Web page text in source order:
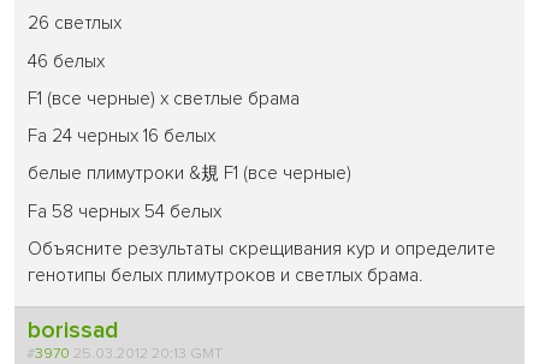
26 светлых
46 белых
F1 (все черные) х светлые брама
Fa 24 черных 16 белых
белые плимутроки &規 F1 (все черные)
Fa 58 черных 54 белых
Объясните результаты скрещивания кур и определите
генотипы белых плимутроков и светлых брама.
borissad
#3970 25.03.2012 20:13 GMT